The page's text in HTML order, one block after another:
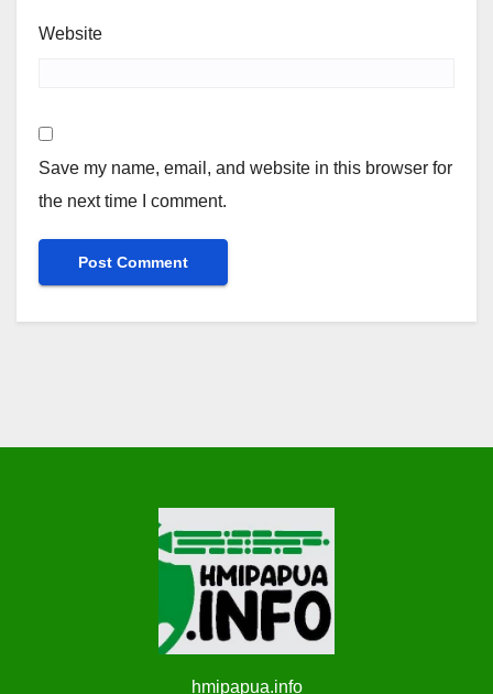
Website
Save my name, email, and website in this browser for
the next time I comment.
hmipapua.info